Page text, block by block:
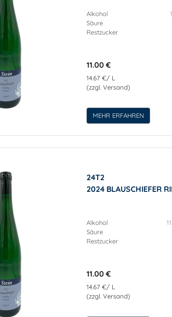
Alkohol
Säure
Restzucker
11.00 €
14.67 €/ L
(zzgl. Versand)
MEHR ERFAHREN
24T2
2024 BLAUSCHIEFER
Alkohol
Säure
Restzucker
11.00 €
14.67 €/ L
(zzgl. Versand)